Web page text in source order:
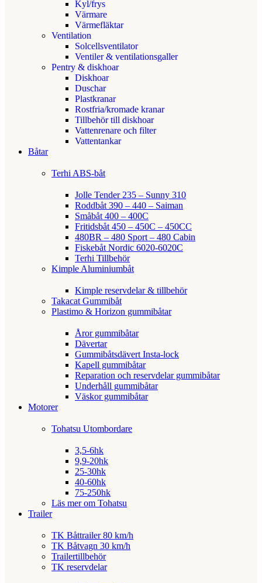
Kyl/frys
Värmare
Värmefläktar
Ventilation
Solcellsventilator
Ventiler & ventilationsgaller
Pentry & diskhoar
Diskhoar
Duschar
Plastkranar
Rostfria/kromade kranar
Tillbehör till diskhoar
Vattenrenare och filter
Vattentankar
Båtar
Terhi ABS-båt
Jolle Tender 235 – Sunny 310
Roddbåt 390 – 440 – Saiman
Småbåt 400 – 400C
Fritidsbåt 450 – 450C – 450CC
480BR – 480 Sport – 480 Cabin
Fiskebåt Nordic 6020-6020C
Terhi Tillbehör
Kimple Aluminiumbåt
Kimple reservdelar & tillbehör
Takacat Gummibåt
Plastimo & Horizon gummibåtar
Åror gummibåtar
Dävertar
Gummibåtsdävert Insta-lock
Kapell gummibåtar
Reparation och reservdelar gummibåtar
Underhåll gummibåtar
Väskor gummibåtar
Motorer
Tohatsu Utombordare
3,5-6hk
9,9-20hk
25-30hk
40-60hk
75-250hk
Läs mer om Tohatsu
Trailer
TK Båttrailer 80 km/h
TK Båtvagn 30 km/h
Trailertillbehör
TK reservdelar